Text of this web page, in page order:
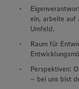
ein, arbeite auf
Umfeld.
Raum für
Perspektiven:
– bei uns bist